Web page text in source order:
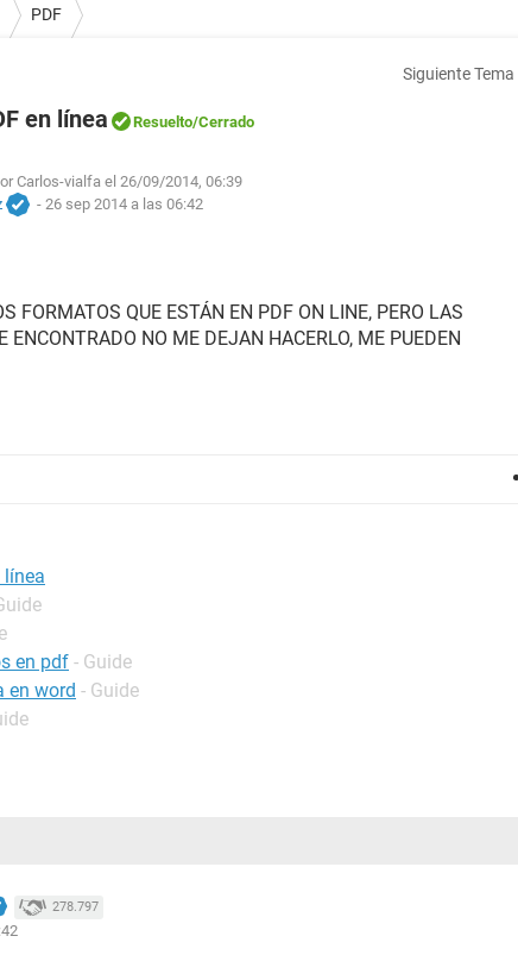
PDF
Siguiente Tema
en línea Resuelto/Cerrado
Carlos-vialfa el 26/09/2014, 06:39
- 26 sep 2014 a las 06:42
FORMATOS QUE ESTÁN EN PDF ON LINE, PERO LAS
ENCONTRADO NO ME DEJAN HACERLO, ME PUEDEN
línea
en pdf - Guide
en word - Guide
278.797